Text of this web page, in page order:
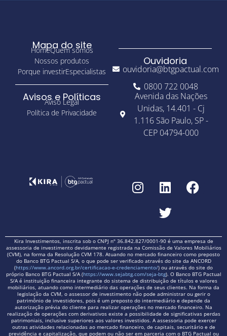
Mapa do site
HomeQuem somos
Nossos produtos
Porque investirEspecialistas
Avisos e Políticas
Aviso Legal
Política de Privacidade
Ouvidoria
ouvidoria@btgpactual.com
0800 722 0048
Avenida das Nações
Unidas, 14.401 - Cj
1.116 São Paulo, SP -
CEP 04794-000
Kira Investimentos, inscrita sob o CNPJ nº 36.842.827/0001-90 é uma empresa de
assessoria de investimento devidamente registrada na Comissão de Valores Mobiliários
(CVM), na forma da Resolução CVM 178. Atuando no mercado financeiro como preposto
do Banco BTG Pactual S/A, o que pode ser verificado através do site da ANCORD
(https://www.ancord.org.br/certificacao-e-credenciamento/) ou através do site do
próprio Banco BTG Pactual S/A (https://www.sejabtg.com/seja-btg). O Banco BTG Pactual
S/A é instituição financeira integrante do sistema de distribuição de títulos e valores
mobiliários, atuando como intermediário das operações de seus clientes. Na forma da
legislação da CVM, o assessor de investimento não pode administrar ou gerir o
patrimônio de investidores, pois é um preposto do intermediário e depende da
autorização prévia do cliente para realizar operações no mercado financeiro. Na
realização de operações com derivativos existe a possibilidade de significativas perdas
patrimoniais, inclusive superiores aos valores investidos. A assessoria pode exercer
outras atividades relacionadas ao mercado financeiro, de capitais, securitário e de
previdência e capitalização, que podem ou não ser em parceria com o BTG Pactual ou